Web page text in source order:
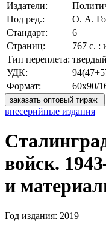
Издатели:
Под ред.:
О. А.
Стандарт:
6
Страниц:
767 с. :
Тип переплета: твердый
УДК:
Формат:
60х90/
заказать оптовый тираж
внесерийные издания
войск.
и
Год издания: 2019